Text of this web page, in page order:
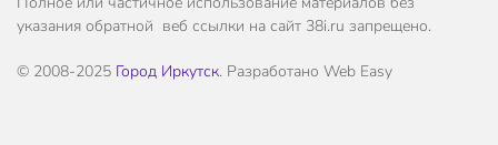
указания обратной веб ссылки на сайт 38i.ru запрещено.
© 2008-2025 Город Иркутск. Разработано Web Easy